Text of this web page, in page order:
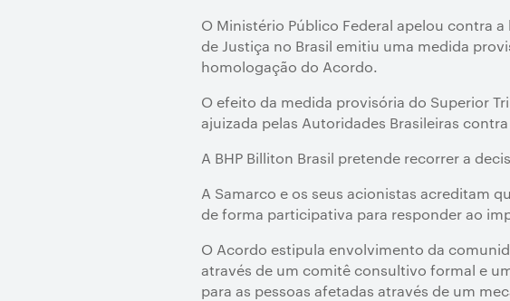
O Ministério Público Federal apelou contra
de Justiça no Brasil emitiu uma medida
homologação do Acordo.
O efeito da medida provisória do Superior
ajuizada pelas Autoridades Brasileiras
A BHP Billiton Brasil pretende recorrer a
A Samarco e os seus acionistas acreditam
de forma participativa para responder ao
O Acordo estipula envolvimento da
através de um comitê consultivo formal e
para as pessoas afetadas através de um